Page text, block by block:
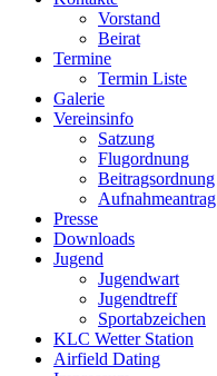
Vorstand
Beirat
Termine
Termin Liste
Galerie
Vereinsinfo
Satzung
Flugordnung
Beitragsordnung
Aufnahmeantrag
Presse
Downloads
Jugend
Jugendwart
Jugendtreff
Sportabzeichen
KLC Wetter Station
Airfield Dating